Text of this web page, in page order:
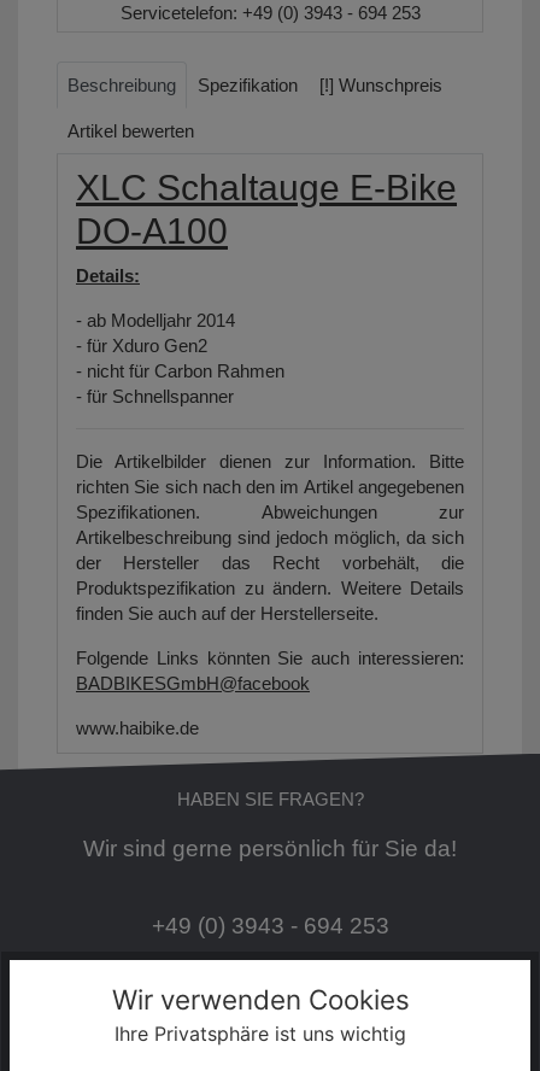
Servicetelefon: +49 (0) 3943 - 694 253
Beschreibung Spezifikation [!] Wunschpreis
Artikel bewerten
XLC Schaltauge E-Bike
DO-A100
Details:
- ab Modelljahr 2014
- für Xduro Gen2
- nicht für Carbon Rahmen
- für Schnellspanner
Die Artikelbilder dienen zur Information. Bitte
richten Sie sich nach den im Artikel angegebenen
Spezifikationen. Abweichungen zur
Artikelbeschreibung sind jedoch möglich, da sich
der Hersteller das Recht vorbehält, die
Produktspezifikation zu ändern. Weitere Details
finden Sie auch auf der Herstellerseite.
Folgende Links könnten Sie auch interessieren:
BADBIKESGmbH@facebook
www.haibike.de
HABEN SIE FRAGEN?
Wir sind gerne persönlich für Sie da!
+49 (0) 3943 - 694 253
Servicezeiten:
Wir verwenden Cookies
Ihre Privatsphäre ist uns wichtig